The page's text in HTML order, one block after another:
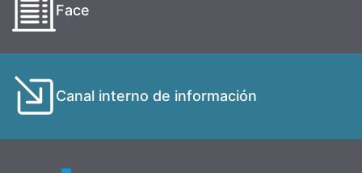
Face
Canal interno de información